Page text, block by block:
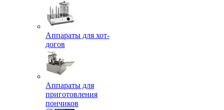
Аппараты для хот-
догов
Аппараты для
приготовления
пончиков